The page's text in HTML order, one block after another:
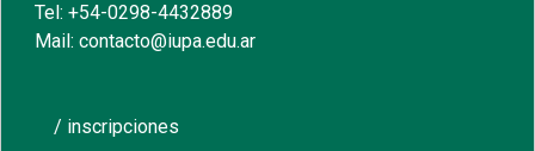
Tel: +54-0298-4432889
Mail: contacto@iupa.edu.ar
/ inscripciones